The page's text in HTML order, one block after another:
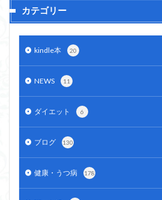
カテゴリー
kindle本 20
NEWS 11
ダイエット 6
ブログ 130
健康・うつ病 178